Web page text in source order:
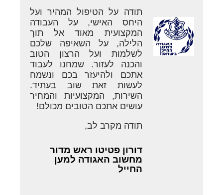
תודה על הטיפול המהיר ועל
היחס האישי, על העבודה
המקצועית מאוד אל תוך
הלילה, על השאיפה שלכם
לשלמות ועל הרצון הטוב
והכנה לעזור. שמחנו לעבוד
אתכם ולהיעזר בכם ונשמח
לעשות זאת שוב בעתיד.
השירות, המקצועיות והמחיר
עושים אתכם הטובים מכולם!
תודה מקרב לב,
דורון פטיטו ראש מדור
מחשוב האגודה למען
החייל